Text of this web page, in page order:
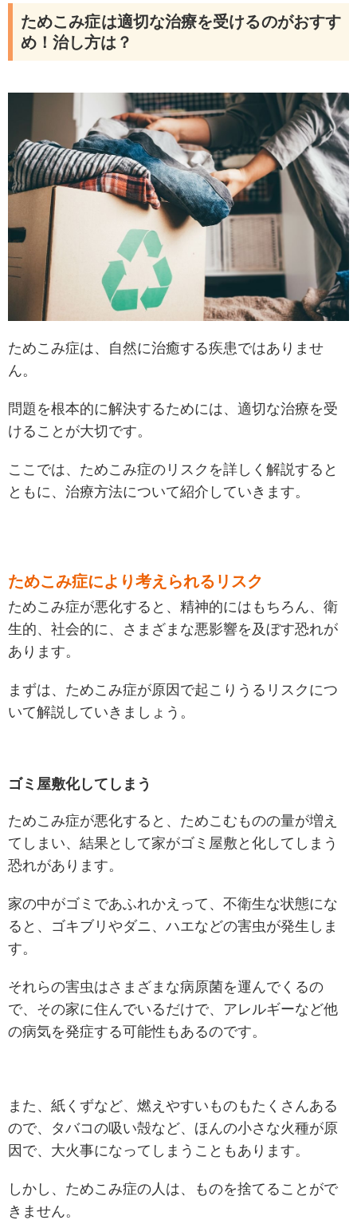
ためこみ症は適切な治療を受けるのがおすす
め！治し方は？
ためこみ症は、自然に治癒する疾患ではありませ
ん。
問題を根本的に解決するためには、適切な治療を受
けることが大切です。
ここでは、ためこみ症のリスクを詳しく解説すると
ともに、治療方法について紹介していきます。
ためこみ症により考えられるリスク
ためこみ症が悪化すると、精神的にはもちろん、衛
生的、社会的に、さまざまな悪影響を及ぼす恐れが
あります。
まずは、ためこみ症が原因で起こりうるリスクにつ
いて解説していきましょう。
ゴミ屋敷化してしまう
ためこみ症が悪化すると、ためこむものの量が増え
てしまい、結果として家がゴミ屋敷と化してしまう
恐れがあります。
家の中がゴミであふれかえって、不衛生な状態にな
ると、ゴキブリやダニ、ハエなどの害虫が発生しま
す。
それらの害虫はさまざまな病原菌を運んでくるの
で、その家に住んでいるだけで、アレルギーなど他
の病気を発症する可能性もあるのです。
また、紙くずなど、燃えやすいものもたくさんある
ので、タバコの吸い殻など、ほんの小さな火種が原
因で、大火事になってしまうこともあります。
しかし、ためこみ症の人は、ものを捨てることがで
きません。